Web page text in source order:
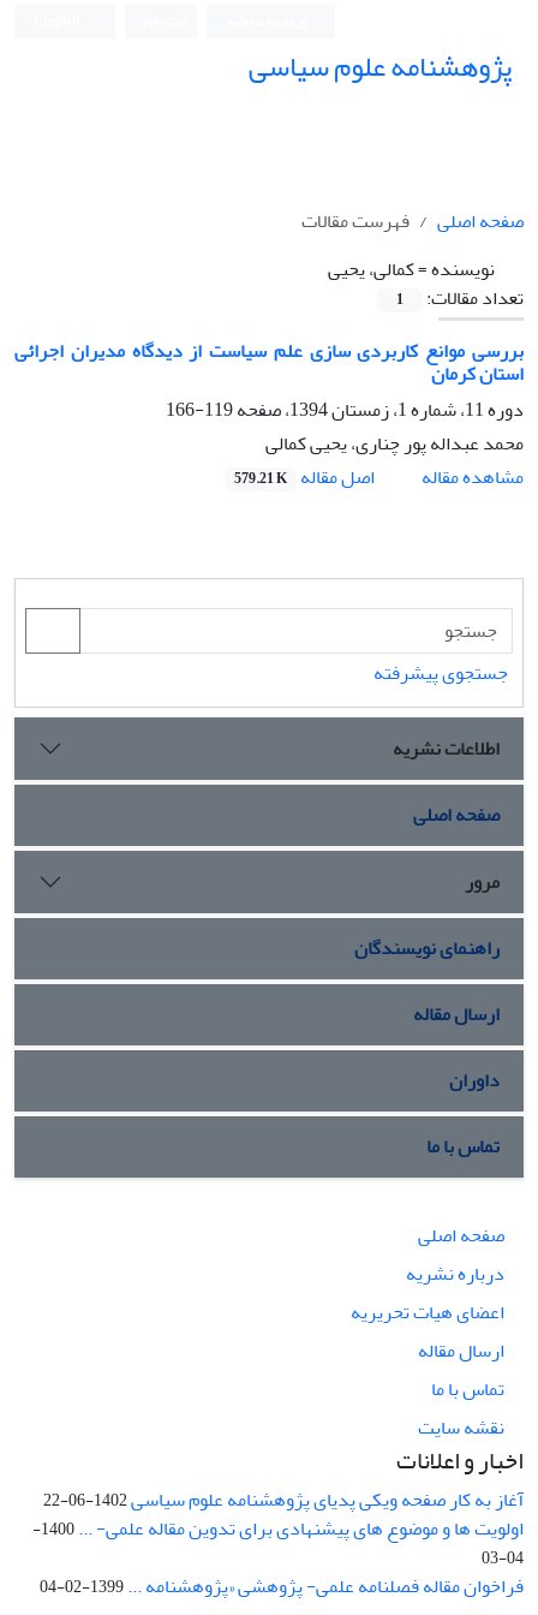
پژوهشنامه علوم سیاسی
صفحه اصلی
فهرست مقالات
نویسنده =کمالی، یحیی
تعداد مقالات:
1
بررسی موانع کاربردی سازی علم سیاست از دیدگاه مدیران اجرائی
استان کرمان
دوره 11، شماره 1، زمستان 1394، صفحه
119-166
محمد عبداله پور چناری، یحیی کمالی
مشاهده مقاله
اصل مقاله 579.21 K
جستجوی پیشرفته
اطلاعات نشریه
صفحه اصلی
مرور
راهنمای نویسندگان
ارسال مقاله
داوران
تماس با ما
صفحه اصلی
درباره نشریه
اعضای هیات تحریریه
ارسال مقاله
تماس با ما
نقشه سایت
اخبار و اعلانات
آغاز به کار صفحه ویکی پدیای پژوهشنامه علوم سیاسی1402-06-22
اولویت ها و موضوع های پیشنهادی برای تدوین مقاله علمی- ...
1400-
04-03
فراخوان مقاله فصلنامه علمی- پژوهشی «پژوهشنامه ...1399-02-04